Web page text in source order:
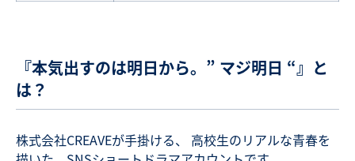
『本気出すのは明日から。” マジ明日 “』と
は？
株式会社CREAVEが手掛ける、 高校生のリアルな青春を